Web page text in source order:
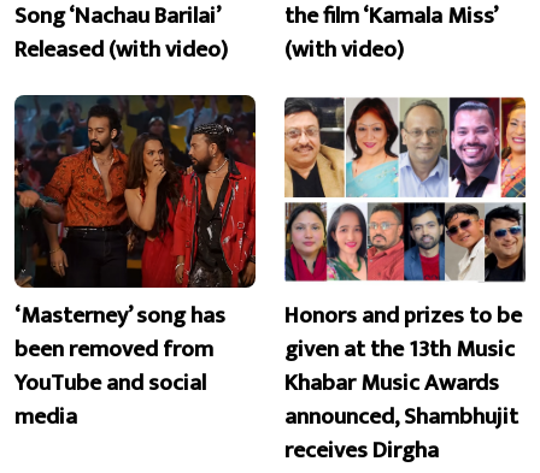
Song ‘Nachau Barilai’
Released (with video)
the film ‘Kamala Miss’
(with video)
‘Masterney’ song has
been removed from
YouTube and social
media
Honors and prizes to be
given at the 13th Music
Khabar Music Awards
announced, Shambhujit
receives Dirgha